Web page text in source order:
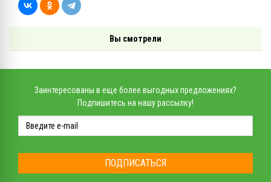
Вы смотрели
Заинтересованы в еще более выгодных предложениях?
Подпишитесь на нашу рассылку!
ПОДПИСАТЬСЯ